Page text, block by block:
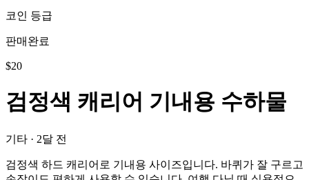
코인 등급
판매완료
$20
검정색 캐리어 기내용 수하물
기타 · 2달 전
검정색 하드 캐리어로 기내용 사이즈입니다. 바퀴가 잘 구르고